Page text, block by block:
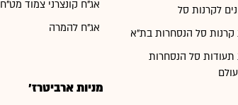
לקרנות סל
סל הנסחרות בת"א
סל הנסחרות
אג"ח קונצרני צמוד מט"ח
אג"ח להמרה
מניות ארביטרז'